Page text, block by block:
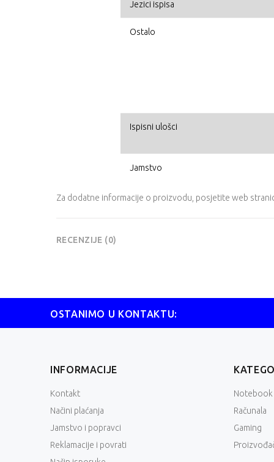
Jezici ispisa
Ostalo
Ispisni ulošci
Jamstvo
Za dodatne informacije o proizvodu, posjetite web
RECENZIJE (0)
OSTANIMO U KONTAKTU:
INFORMACIJE
Kontakt
Načini plaćanja
Jamstvo i popravci
Reklamacije i povrati
Notebook
Računala
Gaming